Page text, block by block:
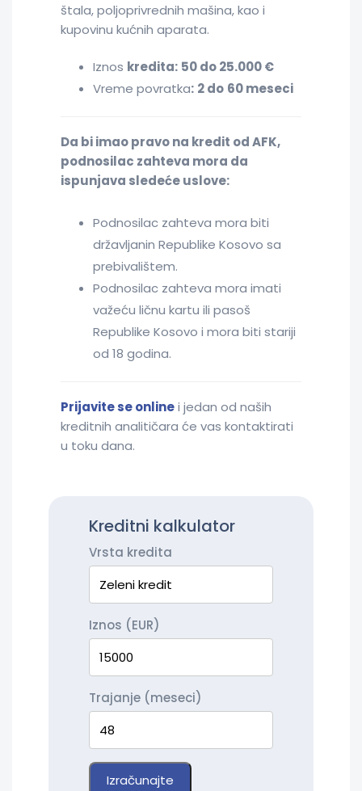
štala, poljoprivrednih mašina, kao i
kupovinu kućnih aparata.
Iznos kredita: 50 do 25.000 €
Vreme povratka: 2 do 60 meseci
Da bi imao pravo na kredit od AFK,
podnosilac zahteva mora da
ispunjava sledeće uslove:
Podnosilac zahteva mora biti
državljanin Republike Kosovo sa
prebivalištem.
Podnosilac zahteva mora imati
važeću ličnu kartu ili pasoš
Republike Kosovo i mora biti stariji
od 18 godina.
Prijavite se onlinei jedan od naših
kreditnih analitičara će vas kontaktirati
u toku dana.
Kreditni kalkulator
Vrsta kredita
Iznos (EUR)
Trajanje (meseci)
Izračunajte